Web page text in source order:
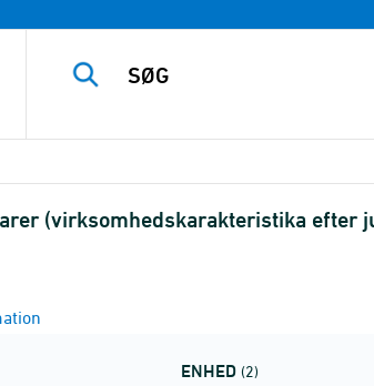
(virksomhedskarakteristika efter
ENHED (2)